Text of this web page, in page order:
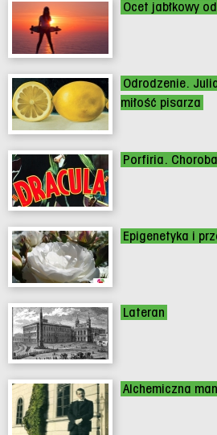
Ocet jabłkowy
Odrodzenie.
miłość pisarza
Porfiria.
Epigenetyka i
Lateran
Alchemiczna